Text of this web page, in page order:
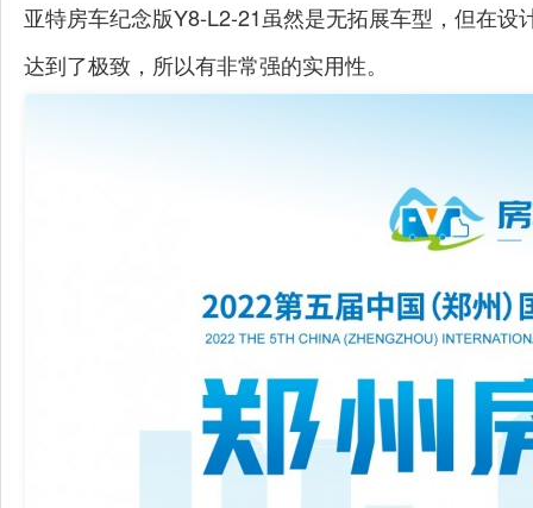
亚特房车纪念版Y8-L2-21虽然是无拓展车型，但在
达到了极致，所以有非常强的实用性。